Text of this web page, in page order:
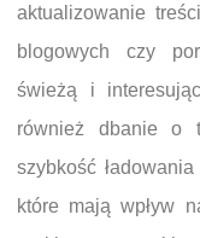
aktualizowanie
blogowych czy
świeżą i
również dbanie o
szybkość
które mają wpływ